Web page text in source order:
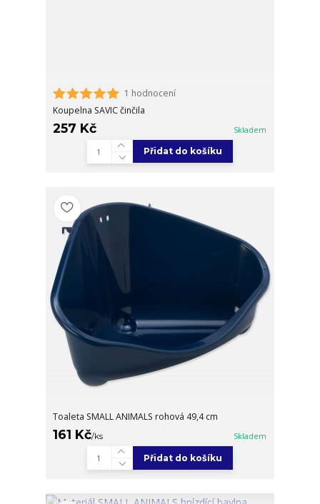
1 hodnocení
Koupelna SAVIC činčila
257 Kč Skladem
Přidat do košíku
Toaleta SMALL ANIMALS rohová 49,4 cm
161 Kč/ks Skladem
Přidat do košíku